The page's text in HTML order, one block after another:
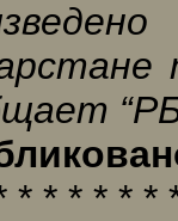
* * * * * *